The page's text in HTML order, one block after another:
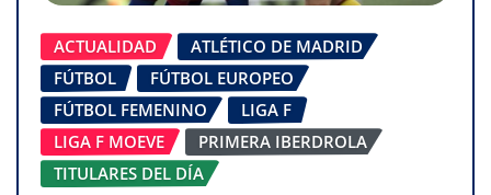
ACTUALIDAD
ATLÉTICO DE MADRID
FÚTBOL
FÚTBOL EUROPEO
FÚTBOL FEMENINO
LIGA F
LIGA F MOEVE
PRIMERA IBERDROLA
TITULARES DEL DÍA